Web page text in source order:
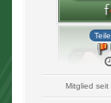
Mitglied seit